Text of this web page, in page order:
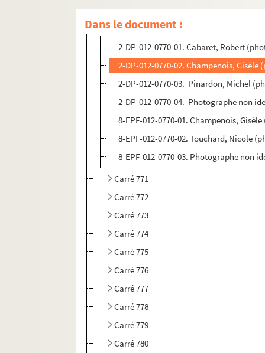
Dans le document :
Carré 769
Carré 770
2-DP-012-0770-01. Cabaret, Robert
2-DP-012-0770-02. Champenois,
2-DP-012-0770-03. Pinardon, Michel
2-DP-012-0770-04. Photographe non
8-EPF-012-0770-01. Champenois,
8-EPF-012-0770-02. Touchard, Nicole
8-EPF-012-0770-03. Photographe non
Carré 771
Carré 772
Carré 773
Carré 774
Carré 775
Carré 776
Carré 777
Carré 778
Carré 779
Carré 780